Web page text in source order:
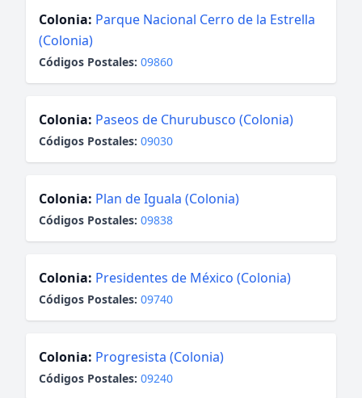
Colonia: Parque Nacional Cerro de la Estrella
(Colonia)
Códigos Postales: 09860
Colonia: Paseos de Churubusco (Colonia)
Códigos Postales: 09030
Colonia: Plan de Iguala (Colonia)
Códigos Postales: 09838
Colonia: Presidentes de México (Colonia)
Códigos Postales: 09740
Colonia: Progresista (Colonia)
Códigos Postales: 09240